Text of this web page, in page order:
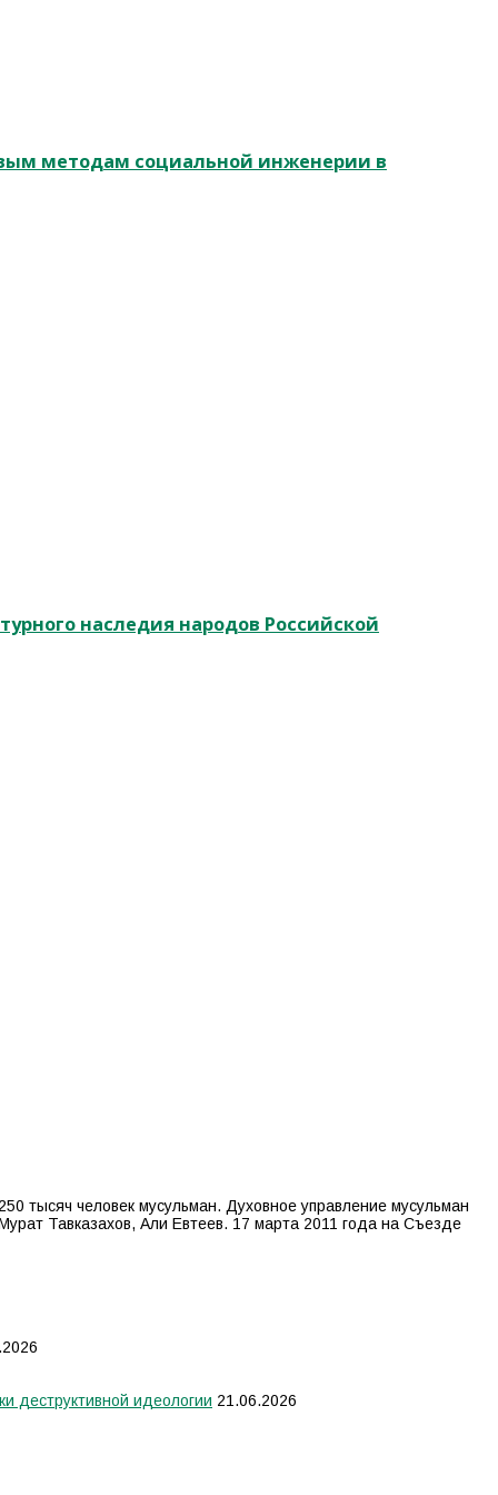
методам социальной инженерии в
наследия народов Российской
тысяч человек мусульман. Духовное управление мусульман
Тавказахов, Али Евтеев. 17 марта 2011 года на Съезде
деструктивной идеологии 21.06.2026